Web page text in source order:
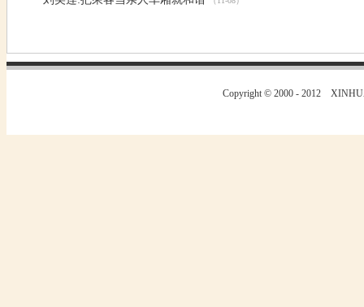
Copyright © 2000 - 2012